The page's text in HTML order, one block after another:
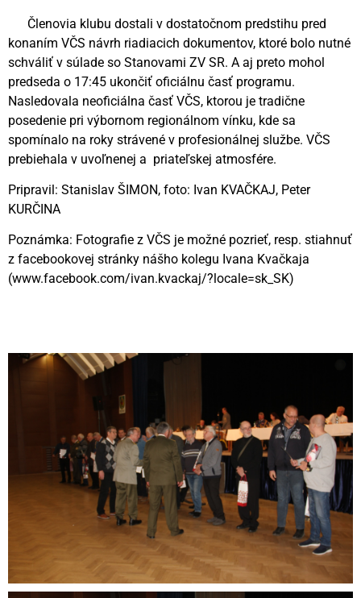
Členovia klubu dostali v dostatočnom predstihu pred
konaním VČS návrh riadiacich dokumentov, ktoré bolo nutné
schváliť v súlade so Stanovami ZV SR. A aj preto mohol
predseda o 17:45 ukončiť oficiálnu časť programu.
Nasledovala neoficiálna časť VČS, ktorou je tradične
posedenie pri výbornom regionálnom vínku, kde sa
spomínalo na roky strávené v profesionálnej službe. VČS
prebiehala v uvoľnenej a priateľskej atmosfére.
Pripravil: Stanislav ŠIMON, foto: Ivan KVAČKAJ, Peter
KURČINA
Poznámka: Fotografie z VČS je možné pozrieť, resp. stiahnuť
z facebookovej stránky nášho kolegu Ivana Kvačkaja
(www.facebook.com/ivan.kvackaj/?locale=sk_SK)